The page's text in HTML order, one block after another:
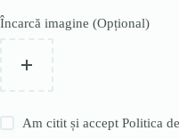
Încarcă imagine (Opțional)
Am citit și acceptPolitica